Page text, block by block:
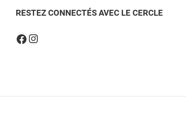
RESTEZ CONNECTÉS AVEC LE CERCLE
Facebook
Instagram